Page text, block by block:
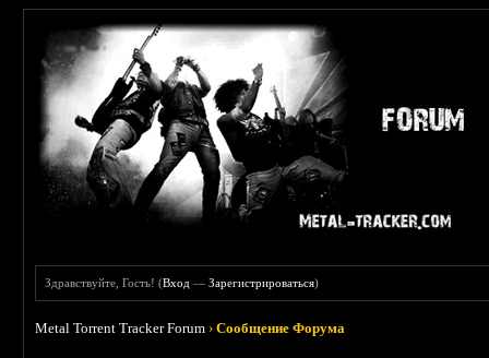
Здравствуйте, Гость! (Вход —Зарегистрироваться)
Metal Torrent Tracker Forum ›Сообщение Форума